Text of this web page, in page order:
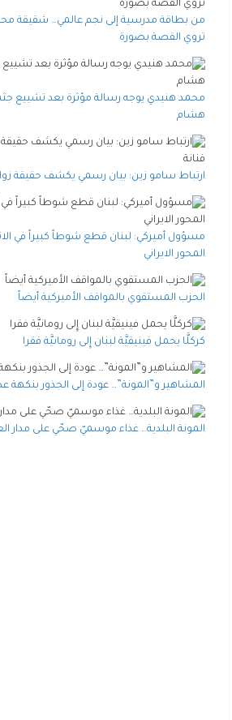
من بطاقة مدرسية إلى نجم عالمي… شقيقة
تروي القصة بصورة
محمد هنيدي يوجه رسالة مؤثرة بعد تشييع
هشام
ارتباط سامو زين: بيان رسمي يكشف حقيقة
مسؤول أميركي: لبنان قطع شوطاً كبيراً في
المحور الايراني
الحزب المستقوي بالمواقف الأميركية أيضاً
كركلَّا يحمل فينيقيَّة لبنان إِلى رومانيَّة فقرا
المشاهير و”المونة”… عودة إلى الجذور بنكهة
المونة البلدية… غذاء موسميّ صحّي على مدار